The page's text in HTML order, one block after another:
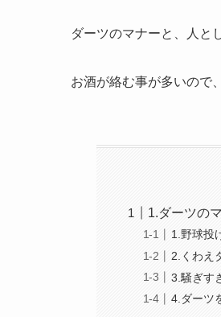
ダーツのマナーと、人と
お酒が絡む事が多いので
1.ダーツの
1.野球投
2.くわえ
3.騒ぎす
4.ダーツ